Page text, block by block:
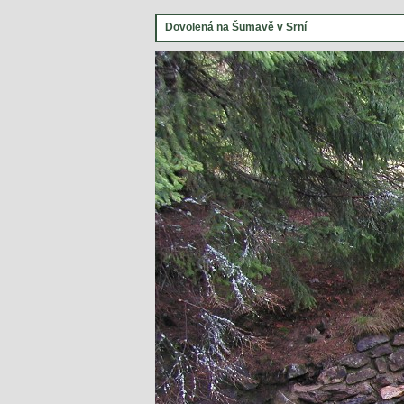
Dovolená na Šumavě v Srní